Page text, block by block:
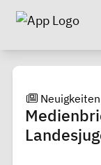
Neuigkeiten